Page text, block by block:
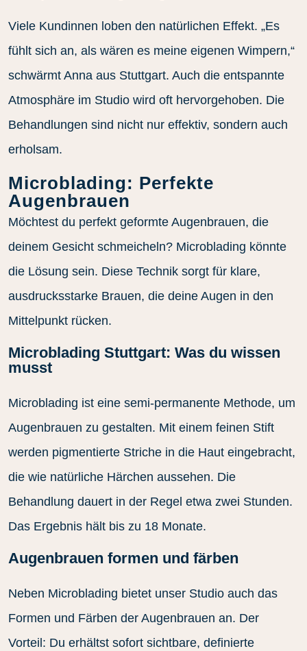
Viele Kundinnen loben den natürlichen Effekt. „Es
fühlt sich an, als wären es meine eigenen Wimpern,“
schwärmt Anna aus Stuttgart. Auch die entspannte
Atmosphäre im Studio wird oft hervorgehoben. Die
Behandlungen sind nicht nur effektiv, sondern auch
erholsam.
Microblading: Perfekte
Augenbrauen
Möchtest du perfekt geformte Augenbrauen, die
deinem Gesicht schmeicheln? Microblading könnte
die Lösung sein. Diese Technik sorgt für klare,
ausdrucksstarke Brauen, die deine Augen in den
Mittelpunkt rücken.
Microblading Stuttgart: Was du wissen
musst
Microblading ist eine semi-permanente Methode, um
Augenbrauen zu gestalten. Mit einem feinen Stift
werden pigmentierte Striche in die Haut eingebracht,
die wie natürliche Härchen aussehen. Die
Behandlung dauert in der Regel etwa zwei Stunden.
Das Ergebnis hält bis zu 18 Monate.
Augenbrauen formen und färben
Neben Microblading bietet unser Studio auch das
Formen und Färben der Augenbrauen an. Der
Vorteil: Du erhältst sofort sichtbare, definierte